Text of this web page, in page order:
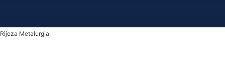
Rijeza Metalurgia